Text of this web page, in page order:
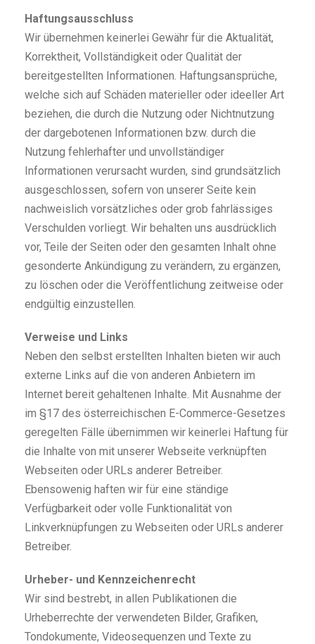
Haftungsausschluss
Wir übernehmen keinerlei Gewähr für die Aktualität,
Korrektheit, Vollständigkeit oder Qualität der
bereitgestellten Informationen. Haftungsansprüche,
welche sich auf Schäden materieller oder ideeller Art
beziehen, die durch die Nutzung oder Nichtnutzung
der dargebotenen Informationen bzw. durch die
Nutzung fehlerhafter und unvollständiger
Informationen verursacht wurden, sind grundsätzlich
ausgeschlossen, sofern von unserer Seite kein
nachweislich vorsätzliches oder grob fahrlässiges
Verschulden vorliegt. Wir behalten uns ausdrücklich
vor, Teile der Seiten oder den gesamten Inhalt ohne
gesonderte Ankündigung zu verändern, zu ergänzen,
zu löschen oder die Veröffentlichung zeitweise oder
endgültig einzustellen.
Verweise und Links
Neben den selbst erstellten Inhalten bieten wir auch
externe Links auf die von anderen Anbietern im
Internet bereit gehaltenen Inhalte. Mit Ausnahme der
im §17 des österreichischen E-Commerce-Gesetzes
geregelten Fälle übernimmen wir keinerlei Haftung für
die Inhalte von mit unserer Webseite verknüpften
Webseiten oder URLs anderer Betreiber.
Ebensowenig haften wir für eine ständige
Verfügbarkeit oder volle Funktionalität von
Linkverknüpfungen zu Webseiten oder URLs anderer
Betreiber.
Urheber- und Kennzeichenrecht
Wir sind bestrebt, in allen Publikationen die
Urheberrechte der verwendeten Bilder, Grafiken,
Tondokumente, Videosequenzen und Texte zu